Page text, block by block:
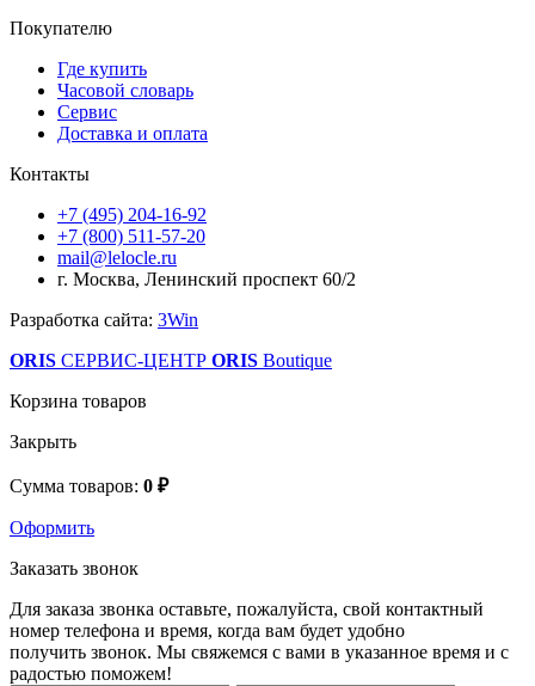
Покупателю
Где купить
Часовой словарь
Сервис
Доставка и оплата
Контакты
+7 (495) 204-16-92
+7 (800) 511-57-20
mail@lelocle.ru
г. Москва, Ленинский проспект 60/2
Разработка сайта: 3Win
ORIS СЕРВИС-ЦЕНТР ORIS Boutique
Корзина товаров
Закрыть
Сумма товаров: 0 ₽
Оформить
Заказать звонок
Для заказа звонка оставьте, пожалуйста, свой контактный
номер телефона и время, когда вам будет удобно
получить звонок. Мы свяжемся с вами в указанное время и с
радостью поможем!